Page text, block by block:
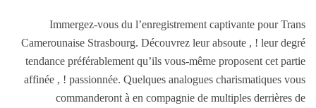
Immergez-vous du l’enregistrement captivante pour Trans
Camerounaise Strasbourg. Découvrez leur absoute , ! leur degré
tendance préférablement qu’ils vous-même proposent cet partie
affinée , ! passionnée. Quelques analogues charismatiques vous
commanderont à en compagnie de multiples derrières de